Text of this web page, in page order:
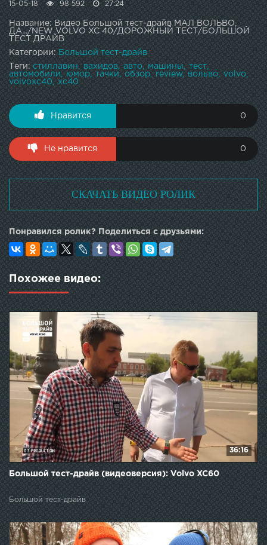
15-05-18 98 592 27:24
Название: Видео Большой тест-драйв МАЛ ВОЛЬВО,
ДА.../NEW VOLVO XC 40/ДОРОЖНЫЙ ТЕСТ/БОЛЬШОЙ
ТЕСТ ДРАЙВ
Категории: Большой тест-драйв
Теги: стиллавин вахидов авто машины
тест
автомобили
юмор тачки обзор review вольво
volvo
volvoxc40
xc40
Нравится 0
Не нравится 0
СКАЧАТЬ ВИДЕО РОЛИК
Понравился ролик? Поделиться с друзьями:
Похожее видео:
36:16
Большой тест-драйв (видеоверсия): Volvo XC60
Большой тест-драйв